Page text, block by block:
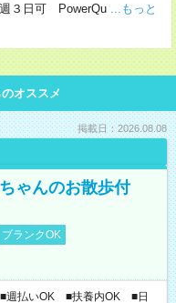
週３日可 PowerQu ...もっと
オススメ
掲載日：2026.08.08
ゃんのお散歩付
ブランクOK
週払いOK ■扶養内OK ■日